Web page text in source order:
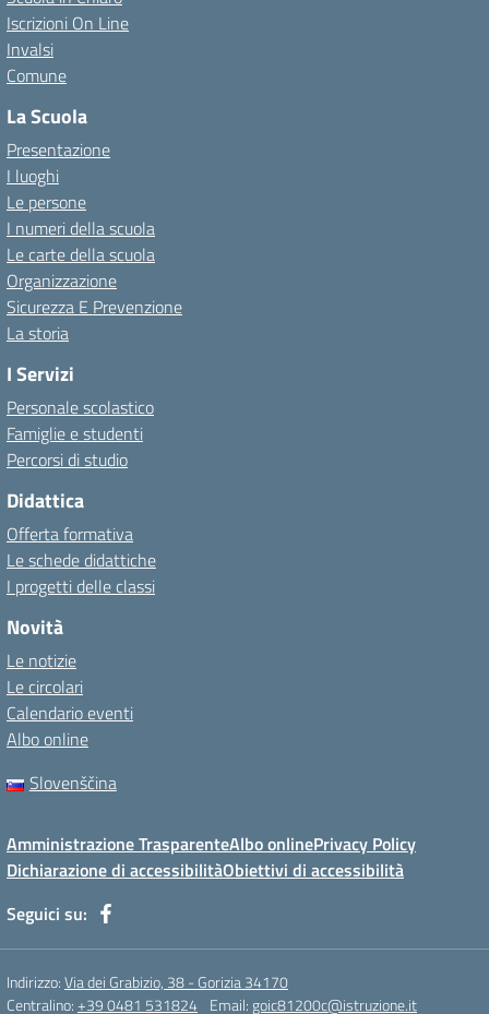
Iscrizioni On Line
Invalsi
Comune
La Scuola
Presentazione
I luoghi
Le persone
I numeri della scuola
Le carte della scuola
Organizzazione
Sicurezza E Prevenzione
La storia
I Servizi
Personale scolastico
Famiglie e studenti
Percorsi di studio
Didattica
Offerta formativa
Le schede didattiche
I progetti delle classi
Novità
Le notizie
Le circolari
Calendario eventi
Albo online
Slovenščina
Amministrazione TrasparenteAlbo onlinePrivacy Policy
Dichiarazione di accessibilitàObiettivi di accessibilità
Seguici su:
Indirizzo:Via dei Grabizio, 38 - Gorizia 34170
Centralino:+39 0481 531824 Email: goic81200c@istruzione.it